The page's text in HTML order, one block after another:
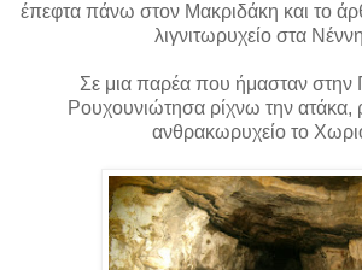
έπεφτα πάνω στον Μακριδάκη και το
λιγνιτωρυχείο στα
Σε μια παρέα που ήμασταν στην
Ρουχουνιώτησα ρίχνω την ατάκα,
ανθρακωρυχείο το